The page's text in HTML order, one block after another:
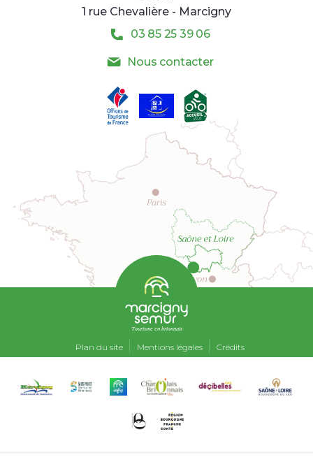
1 rue Chevalière - Marcigny
03 85 25 39 06
Nous contacter
Tourisme en brionnais
Plan du site Mentions légales Crédits